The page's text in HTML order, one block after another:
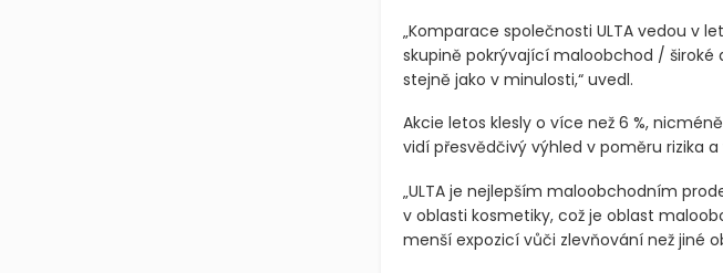
„Komparace společnosti ULTA vedou v
skupině pokrývající maloobchod / široké
stejně jako v minulosti,“ uvedl.
Akcie letos klesly o více než 6 %,
vidí přesvědčivý výhled v poměru rizika a
„ULTA je nejlepším maloobchodním
v oblasti kosmetiky, což je oblast
menší expozicí vůči zlevňování než jiné